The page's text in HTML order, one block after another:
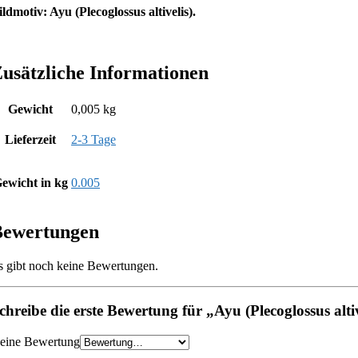
Ayu (Plecoglossus altivelis).
Informationen
Gewicht 0,005 kg
Lieferzeit 2-3 Tage
in kg 0.005
gibt noch keine Bewertungen.
die erste Bewertung für „Ayu (Plecoglossus
Bewertung